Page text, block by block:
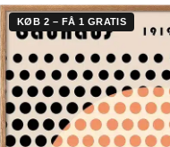
KØB 2 – FÅ 1 GRATIS